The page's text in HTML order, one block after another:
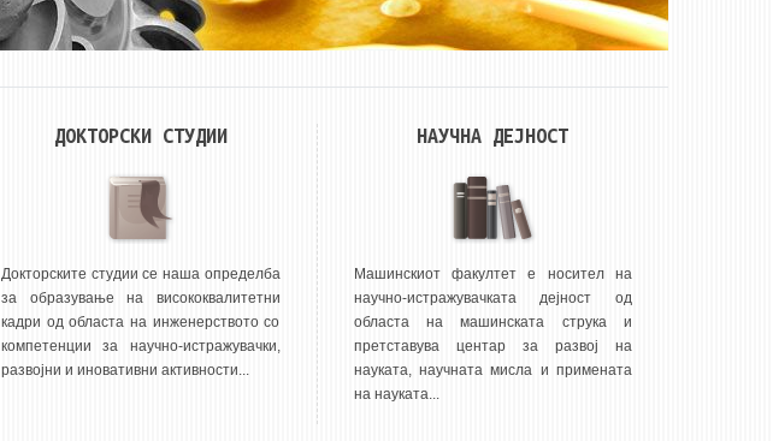
ДОКТОРСКИ СТУДИИ
Докторските студии се наша определба
за образување на висококвалитетни
кадри од областа на инженерството со
компетенции за научно-истражувачки,
развојни и иновативни активности...
НАУЧНА ДЕЈНОСТ
Машинскиот факултет е носител на
научно-истражувачката дејност од
областа на машинската струка и
претставува центар за развој на
науката, научната мисла и примената
на науката...